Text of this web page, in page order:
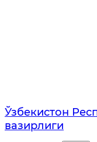
Ўзбекистон
вазирлиги